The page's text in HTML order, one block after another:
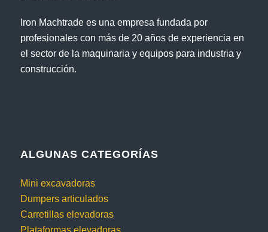
Iron Machtrade es una empresa fundada por
profesionales con más de 20 años de experiencia en
el sector de la maquinaria y equipos para industria y
construcción.
ALGUNAS CATEGORÍAS
Mini excavadoras
Dumpers articulados
Carretillas elevadoras
Plataformas elevadoras